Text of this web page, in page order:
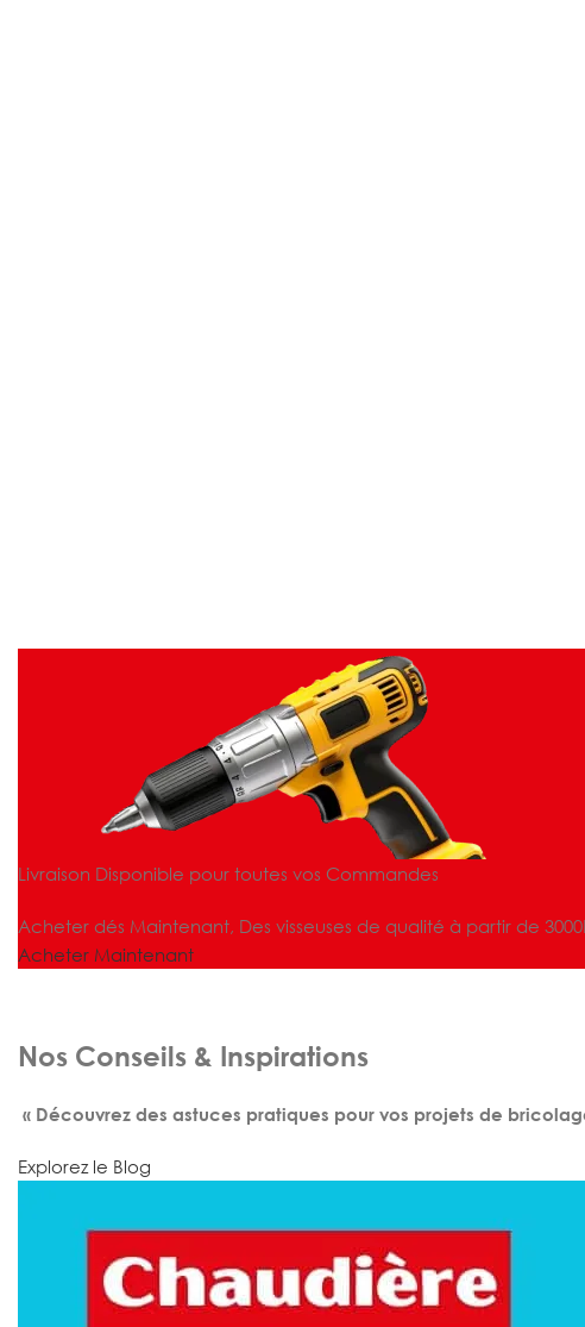
Livraison Disponible pour toutes vos Commandes
Acheter dés Maintenant, Des visseuses de qualité à partir de
Acheter Maintenant
Nos Conseils & Inspirations
« Découvrez des astuces pratiques pour vos projets de
Explorez le Blog